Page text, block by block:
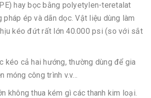
hay bọc bằng polyetylen-teretalat
pháp ép và dãn dọc. Vật liệu dùng làm
kéo đứt rất lớn 40.000 psi (so với sắt
kéo cả hai hướng, thường dùng để gia
móng công trình v.v…
không thua kém gì các thanh kim loại.